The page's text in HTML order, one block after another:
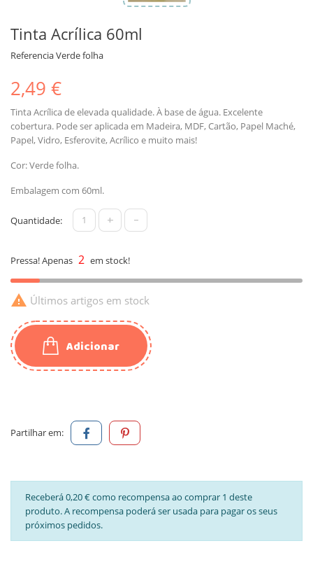
Tinta Acrílica 60ml
ReferenciaVerde folha
2,49 €
Tinta Acrílica de elevada qualidade. À base de água. Excelente
cobertura. Pode ser aplicada em Madeira, MDF, Cartão, Papel Maché,
Papel, Vidro, Esferovite, Acrílico e muito mais!
Cor: Verde folha.
Embalagem com 60ml.
Quantidade: + -
Pressa! Apenas 2 em stock!
 Últimos artigos em stock
Adicionar
Partilhar em:
Receberá 0,20 € como recompensa ao comprar 1 deste
produto. A recompensa poderá ser usada para pagar os seus
próximos pedidos.